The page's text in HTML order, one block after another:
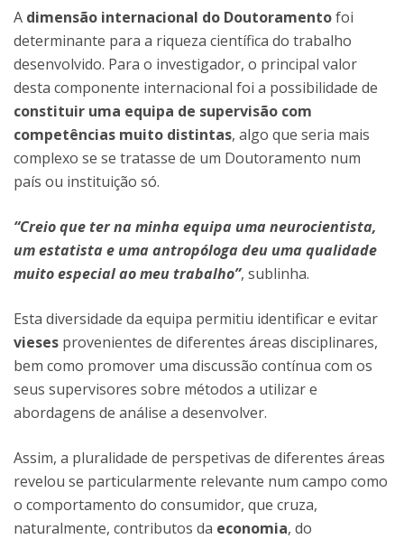
A dimensão internacional do Doutoramentofoi
determinante para a riqueza científica do trabalho
desenvolvido. Para o investigador, o principal valor
desta componente internacional foi a possibilidade de
constituir uma equipa de supervisão com
competências muito distintas, algo que seria mais
complexo se se tratasse de um Doutoramento num
país ou instituição só.
“Creio que ter na minha equipa uma neurocientista,
um estatista e uma antropóloga deu uma qualidade
muito especial ao meu trabalho”, sublinha.
Esta diversidade da equipa permitiu identificar e evitar
vieses provenientes de diferentes áreas disciplinares,
bem como promover uma discussão contínua com os
seus supervisores sobre métodos a utilizar e
abordagens de análise a desenvolver.
Assim, a pluralidade de perspetivas de diferentes áreas
revelou se particularmente relevante num campo como
o comportamento do consumidor, que cruza,
naturalmente, contributos da economia, do